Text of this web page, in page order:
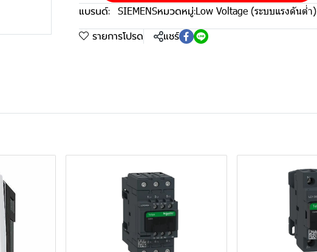
แบรนด์: SIEMENSหมวดหมู่:Low Voltage (ระบบแรงดันต่ำ)
รายการโปรด แชร์